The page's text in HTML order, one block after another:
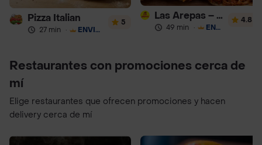
Pizza Italian
27 min · ENVÍO GRATIS
5
Las Arepas – Arepas Rellenas
49 min · ENVÍO GRATIS
4.8
Restaurantes con promociones cerca de
mí
Elige restaurantes que ofrecen promociones y hacen
delivery cerca de mí